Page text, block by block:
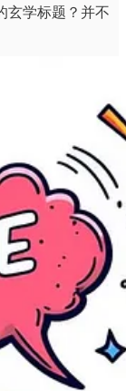
玄学标题？并不